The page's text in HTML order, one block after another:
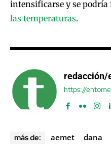
intensificarse y se
las temperaturas.
redacción/
https://
más de: aemet dana